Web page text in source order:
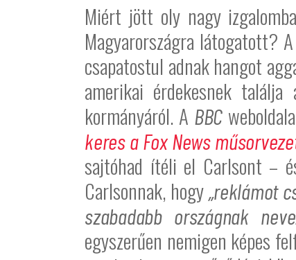
Miért jött oly nagy
Magyarországra látogatott? A
csapatostul adnak hangot
amerikai érdekesnek
kormányáról. A BBC
keres a Fox News
sajtóhad ítéli el Carlsont –
Carlsonnak, hogy„reklámot
szabadabb országnak
egyszerűen nemigen képes